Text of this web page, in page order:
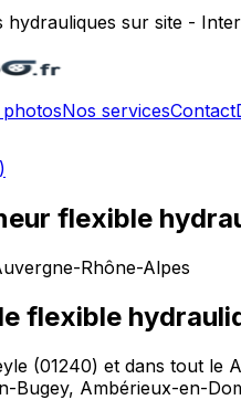
hydrauliques sur site -
Nos servicesContact
)
flexible
Rhône-Alpes
flexible
(01240) et dans tout le
Bugey, Ambérieux-en-